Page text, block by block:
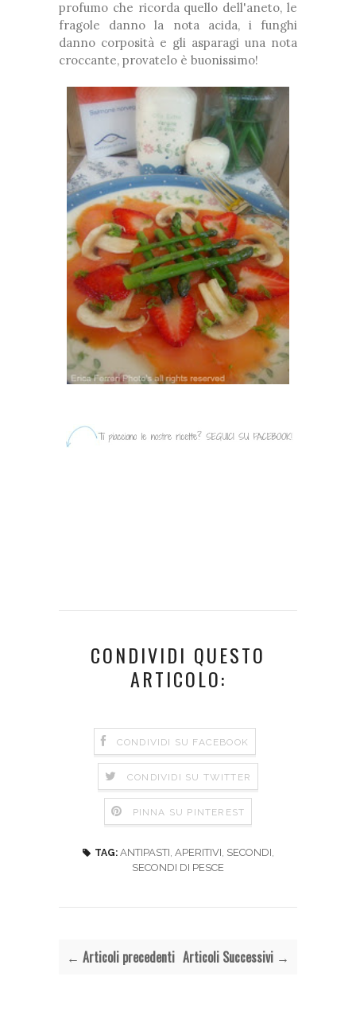
profumo che ricorda quello dell'aneto, le
fragole danno la nota acida, i funghi
danno corposità e gli asparagi una nota
croccante, provatelo è buonissimo!
CONDIVIDI QUESTO
ARTICOLO:
CONDIVIDI SU FACEBOOK
CONDIVIDI SU TWITTER
PINNA SU PINTEREST
TAG: ANTIPASTI, APERITIVI, SECONDI,
SECONDI DI PESCE
← Articoli precedenti Articoli Successivi →